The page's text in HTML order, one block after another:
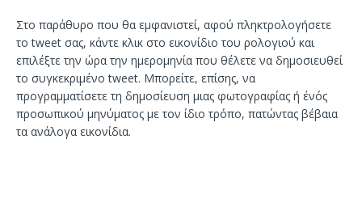
Στο παράθυρο που θα εμφανιστεί, αφού πληκτρολογήσετε
το tweet σας, κάντε κλικ στο εικονίδιο του ρολογιού και
επιλέξτε την ώρα την ημερομηνία που θέλετε να δημοσιευθεί
το συγκεκριμένο tweet. Μπορείτε, επίσης, να
προγραμματίσετε τη δημοσίευση μιας φωτογραφίας ή ένός
προσωπικού μηνύματος με τον ίδιο τρόπο, πατώντας βέβαια
τα ανάλογα εικονίδια.